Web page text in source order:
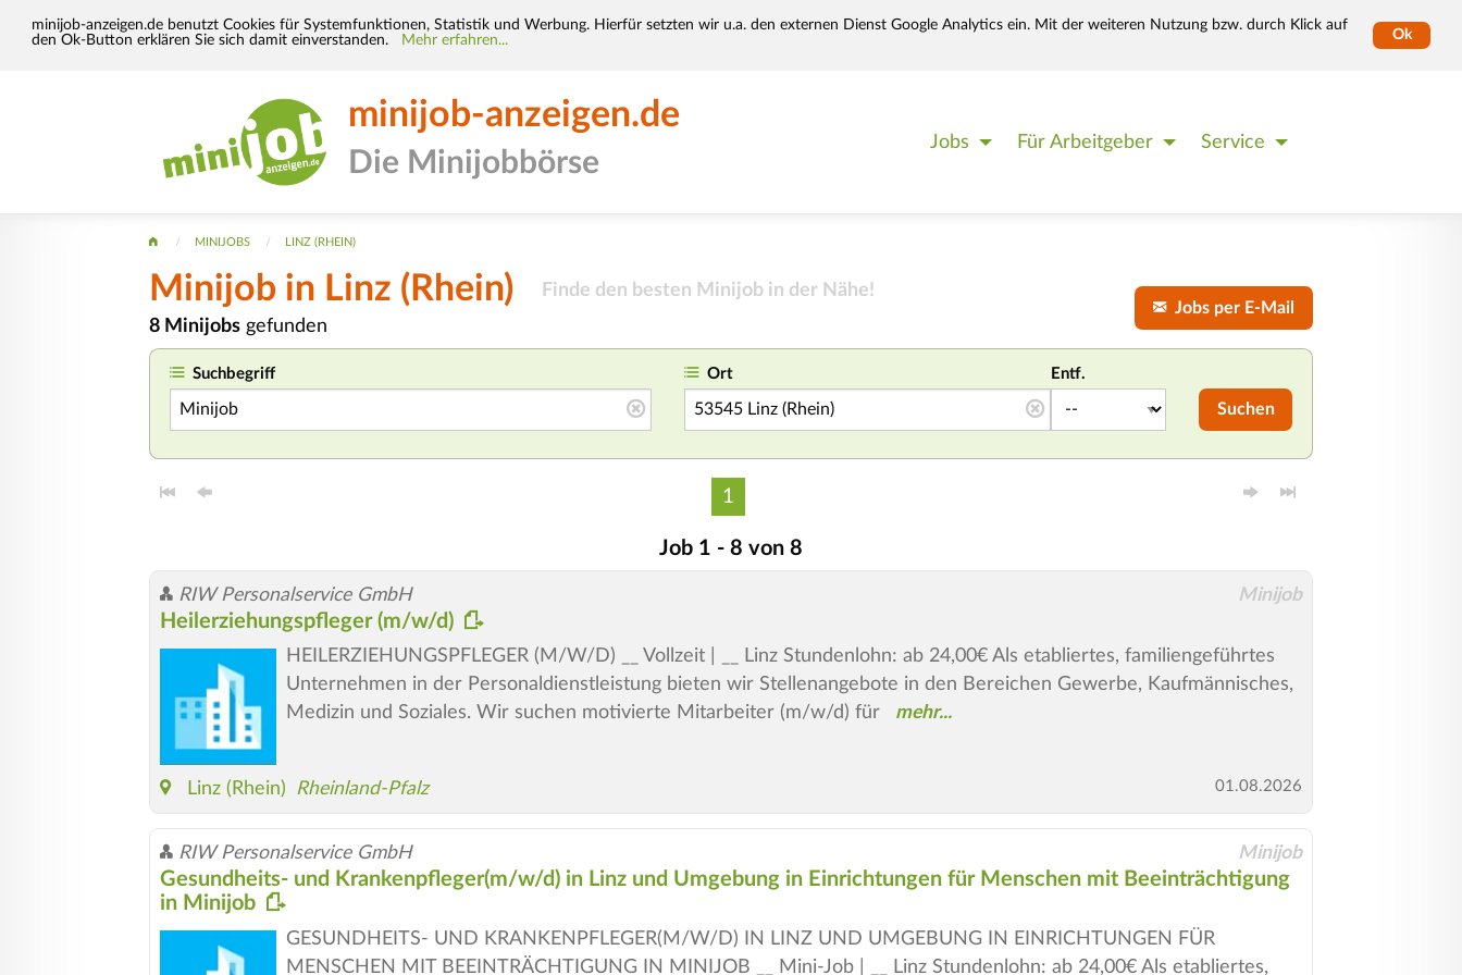
minijob-anzeigen.de benutzt Cookies für Systemfunktionen, Statistik und Werbung. Hierfür setzten wir u.a. den externen Dienst Google Analytics ein. Mit der weiteren Nutzung bzw. durch Klick auf
den Ok-Button erklären Sie sich damit einverstanden.
Mehr erfahren... Ok
minijob-anzeigen.de
Die Minijobbörse
Jobs Für Arbeitgeber Service
MINIJOBS LINZ (RHEIN)
Minijob in Linz (Rhein) Finde den besten Minijob in der Nähe!
8 Minijobs gefunden
Jobs per E-Mail
Suchbegriff Ort Entf.
Suchen
1
Job 1 - 8 von 8
RIW Personalservice GmbH Minijob
Heilerziehungspfleger (m/w/d)
HEILERZIEHUNGSPFLEGER (M/W/D) __ Vollzeit | __ Linz Stundenlohn: ab 24,00€ Als etabliertes, familiengeführtes
Unternehmen in der Personaldienstleistung bieten wir Stellenangebote in den Bereichen Gewerbe, Kaufmännisches,
Medizin und Soziales. Wir suchen motivierte Mitarbeiter (m/w/d) für
Linz (Rhein) Rheinland-Pfalz 01.08.2026
RIW Personalservice GmbH Minijob
Gesundheits- und Krankenpfleger(m/w/d) in Linz und Umgebung in Einrichtungen für Menschen mit Beeinträchtigung
in Minijob
GESUNDHEITS- UND KRANKENPFLEGER(M/W/D) IN LINZ UND UMGEBUNG IN EINRICHTUNGEN FÜR
MENSCHEN MIT BEEINTRÄCHTIGUNG IN MINIJOB __ Mini-Job | __ Linz Stundenlohn: ab 24,00€ Als etabliertes,